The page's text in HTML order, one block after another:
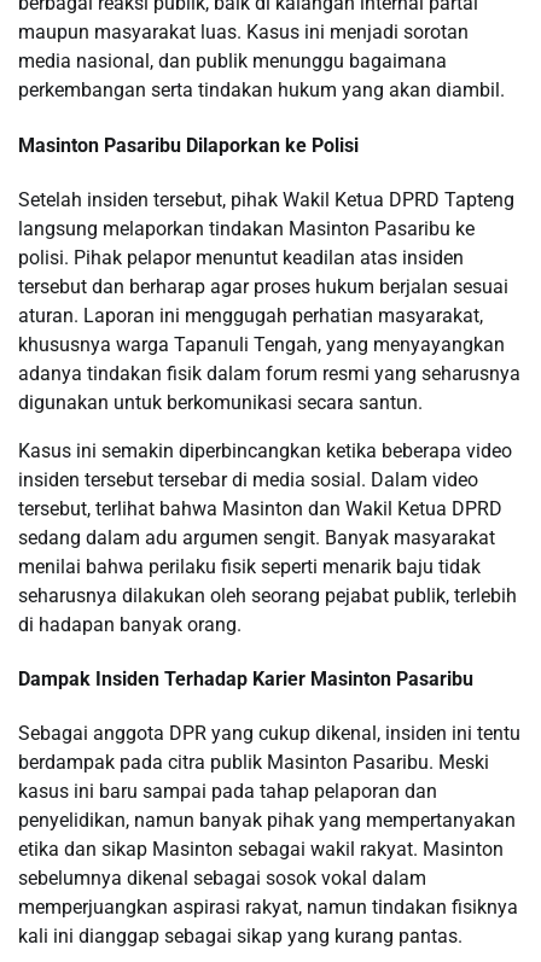
maupun masyarakat luas. Kasus ini menjadi sorotan
media nasional, dan publik menunggu bagaimana
perkembangan serta tindakan hukum yang akan diambil.
Masinton Pasaribu Dilaporkan ke Polisi
Setelah insiden tersebut, pihak Wakil Ketua DPRD Tapteng
langsung melaporkan tindakan Masinton Pasaribu ke
polisi. Pihak pelapor menuntut keadilan atas insiden
tersebut dan berharap agar proses hukum berjalan sesuai
aturan. Laporan ini menggugah perhatian masyarakat,
khususnya warga Tapanuli Tengah, yang menyayangkan
adanya tindakan fisik dalam forum resmi yang seharusnya
digunakan untuk berkomunikasi secara santun.
Kasus ini semakin diperbincangkan ketika beberapa video
insiden tersebut tersebar di media sosial. Dalam video
tersebut, terlihat bahwa Masinton dan Wakil Ketua DPRD
sedang dalam adu argumen sengit. Banyak masyarakat
menilai bahwa perilaku fisik seperti menarik baju tidak
seharusnya dilakukan oleh seorang pejabat publik, terlebih
di hadapan banyak orang.
Dampak Insiden Terhadap Karier Masinton Pasaribu
Sebagai anggota DPR yang cukup dikenal, insiden ini tentu
berdampak pada citra publik Masinton Pasaribu. Meski
kasus ini baru sampai pada tahap pelaporan dan
penyelidikan, namun banyak pihak yang mempertanyakan
etika dan sikap Masinton sebagai wakil rakyat. Masinton
sebelumnya dikenal sebagai sosok vokal dalam
memperjuangkan aspirasi rakyat, namun tindakan fisiknya
kali ini dianggap sebagai sikap yang kurang pantas.